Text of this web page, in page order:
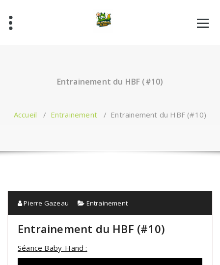
contenu
Entrainement du HBF (#10)
Accueil / Entrainement/ Entrainement du HBF (#10)
Pierre Gazeau Entrainement
Entrainement du HBF (#10)
Séance Baby-Hand :